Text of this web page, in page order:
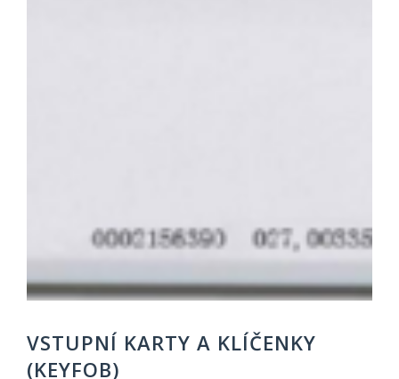
VSTUPNÍ KARTY A KLÍČENKY
(KEYFOB)